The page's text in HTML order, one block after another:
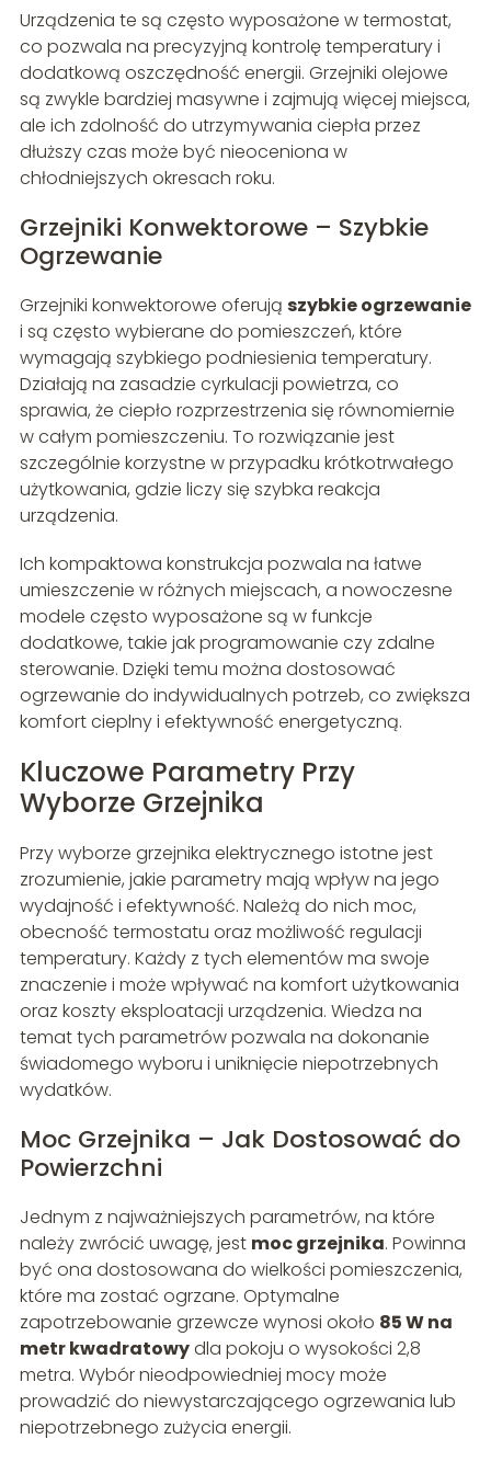
Urządzenia te są często wyposażone w termostat,
co pozwala na precyzyjną kontrolę temperatury i
dodatkową oszczędność energii. Grzejniki olejowe
są zwykle bardziej masywne i zajmują więcej miejsca,
ale ich zdolność do utrzymywania ciepła przez
dłuższy czas może być nieoceniona w
chłodniejszych okresach roku.
Grzejniki Konwektorowe – Szybkie
Ogrzewanie
Grzejniki konwektorowe oferują szybkie ogrzewanie
i są często wybierane do pomieszczeń, które
wymagają szybkiego podniesienia temperatury.
Działają na zasadzie cyrkulacji powietrza, co
sprawia, że ciepło rozprzestrzenia się równomiernie
w całym pomieszczeniu. To rozwiązanie jest
szczególnie korzystne w przypadku krótkotrwałego
użytkowania, gdzie liczy się szybka reakcja
urządzenia.
Ich kompaktowa konstrukcja pozwala na łatwe
umieszczenie w różnych miejscach, a nowoczesne
modele często wyposażone są w funkcje
dodatkowe, takie jak programowanie czy zdalne
sterowanie. Dzięki temu można dostosować
ogrzewanie do indywidualnych potrzeb, co zwiększa
komfort cieplny i efektywność energetyczną.
Kluczowe Parametry Przy
Wyborze Grzejnika
Przy wyborze grzejnika elektrycznego istotne jest
zrozumienie, jakie parametry mają wpływ na jego
wydajność i efektywność. Należą do nich moc,
obecność termostatu oraz możliwość regulacji
temperatury. Każdy z tych elementów ma swoje
znaczenie i może wpływać na komfort użytkowania
oraz koszty eksploatacji urządzenia. Wiedza na
temat tych parametrów pozwala na dokonanie
świadomego wyboru i uniknięcie niepotrzebnych
wydatków.
Moc Grzejnika – Jak Dostosować do
Powierzchni
Jednym z najważniejszych parametrów, na które
należy zwrócić uwagę, jest moc grzejnika. Powinna
być ona dostosowana do wielkości pomieszczenia,
które ma zostać ogrzane. Optymalne
zapotrzebowanie grzewcze wynosi około 85 W na
metr kwadratowydla pokoju o wysokości 2,8
metra. Wybór nieodpowiedniej mocy może
prowadzić do niewystarczającego ogrzewania lub
niepotrzebnego zużycia energii.